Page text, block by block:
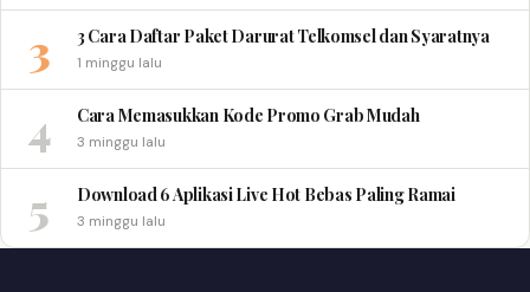
3 3 Cara Daftar Paket Darurat Telkomsel dan Syaratnya
1 minggu lalu
4 Cara Memasukkan Kode Promo Grab Mudah
3 minggu lalu
5 Download 6 Aplikasi Live Hot Bebas Paling Ramai
3 minggu lalu